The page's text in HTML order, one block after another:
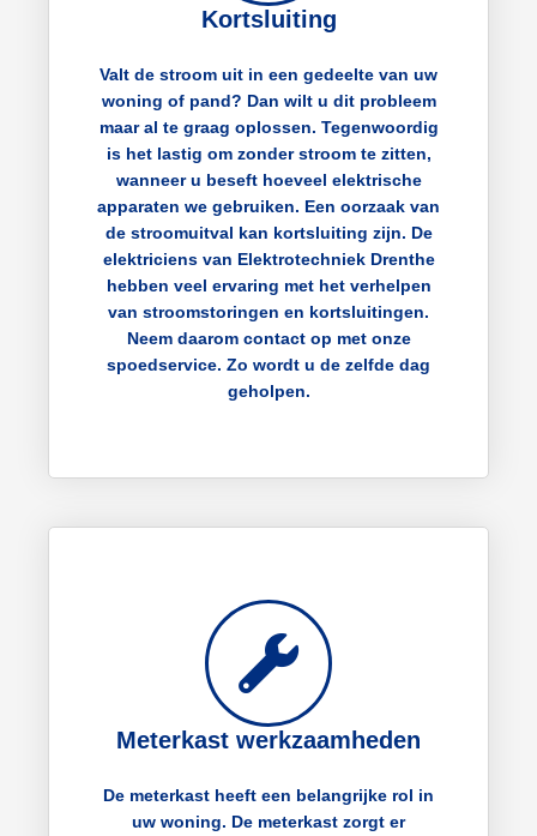
Kortsluiting
Valt de stroom uit in een gedeelte van uw
woning of pand? Dan wilt u dit probleem
maar al te graag oplossen. Tegenwoordig
is het lastig om zonder stroom te zitten,
wanneer u beseft hoeveel elektrische
apparaten we gebruiken. Een oorzaak van
de stroomuitval kan kortsluiting zijn. De
elektriciens van Elektrotechniek Drenthe
hebben veel ervaring met het verhelpen
van stroomstoringen en kortsluitingen.
Neem daarom contact op met onze
spoedservice. Zo wordt u de zelfde dag
geholpen.
Meterkast werkzaamheden
De meterkast heeft een belangrijke rol in
uw woning. De meterkast zorgt er